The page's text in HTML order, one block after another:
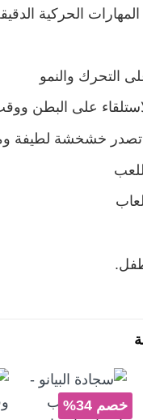
الحركية
التحرك والنمو
على البطن
تصدر خشخشة لطيفة
خصم 34%